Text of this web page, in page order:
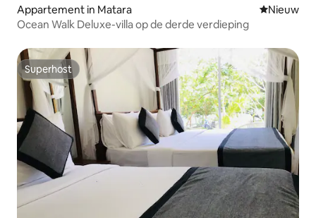
Appartement in Matara Nieuwe
Nieuw
Ocean Walk Deluxe-villa op de derde verdieping
Superhost
Superhost